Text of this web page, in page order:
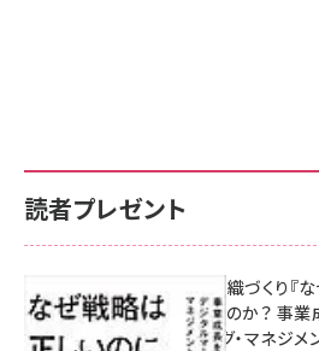
読者プレゼント
成果を生む組織づくり
があがらないのか？ 事業
マーケティング・マネジメ